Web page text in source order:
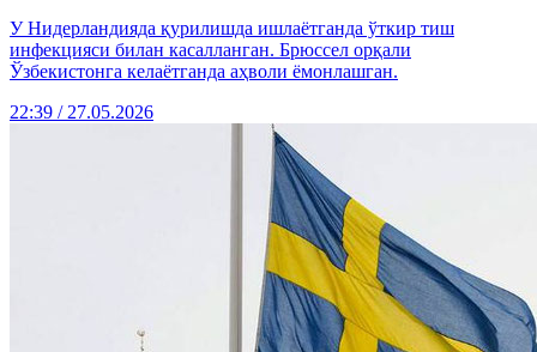
У Нидерландияда қурилишда ишлаётганда ўткир тиш
инфекцияси билан касалланган. Брюссел орқали
Ўзбекистонга келаётганда аҳволи ёмонлашган.
22:39 / 27.05.2026